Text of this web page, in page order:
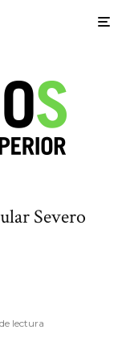
Severo
lectura